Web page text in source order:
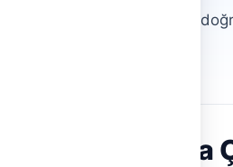
sorunları için hemen,